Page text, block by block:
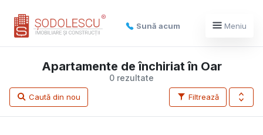
Sună acum Meniu
0 rezultate
Apartamente de închiriat în Oar
Filtrează
Caută din nou